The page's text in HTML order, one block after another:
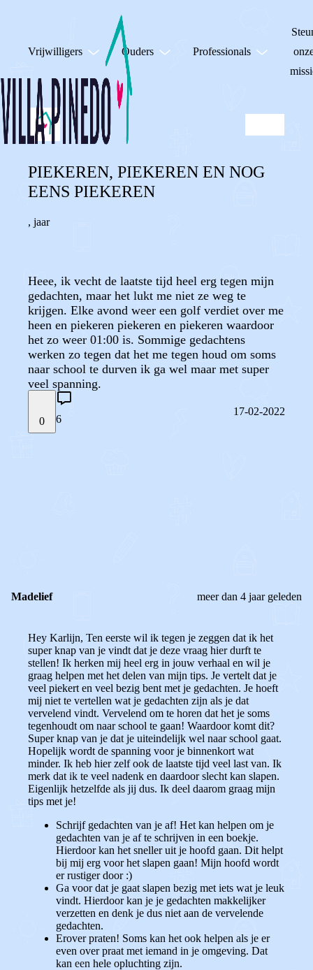
Vrijwilligers Ouders Professionals
PIEKEREN, PIEKEREN EN NOG
EENS PIEKEREN
, jaar
Heee, ik vecht de laatste tijd heel erg tegen mijn
gedachten, maar het lukt me niet ze weg te
krijgen. Elke avond weer een golf verdiet over me
heen en piekeren piekeren en piekeren waardoor
het zo weer 01:00 is. Sommige gedachtens
werken zo tegen dat het me tegen houd om soms
naar school te durven ik ga wel maar met super
veel spanning.
0 6
17-02-2022
Madelief meer dan 4 jaar geleden
Hey Karlijn, Ten eerste wil ik tegen je zeggen dat ik het
super knap van je vindt dat je deze vraag hier durft te
stellen! Ik herken mij heel erg in jouw verhaal en wil je
graag helpen met het delen van mijn tips. Je vertelt dat je
veel piekert en veel bezig bent met je gedachten. Je hoeft
mij niet te vertellen wat je gedachten zijn als je dat
vervelend vindt. Vervelend om te horen dat het je soms
tegenhoudt om naar school te gaan! Waardoor komt dit?
Super knap van je dat je uiteindelijk wel naar school gaat.
Hopelijk wordt de spanning voor je binnenkort wat
minder. Ik heb hier zelf ook de laatste tijd veel last van. Ik
merk dat ik te veel nadenk en daardoor slecht kan slapen.
Eigenlijk hetzelfde als jij dus. Ik deel daarom graag mijn
tips met je!
Schrijf gedachten van je af! Het kan helpen om je
gedachten van je af te schrijven in een boekje.
Hierdoor kan het sneller uit je hoofd gaan. Dit helpt
bij mij erg voor het slapen gaan! Mijn hoofd wordt
er rustiger door :)
Ga voor dat je gaat slapen bezig met iets wat je leuk
vindt. Hierdoor kan je je gedachten makkelijker
verzetten en denk je dus niet aan de vervelende
gedachten.
Erover praten! Soms kan het ook helpen als je er
even over praat met iemand in je omgeving. Dat
kan een hele opluchting zijn.